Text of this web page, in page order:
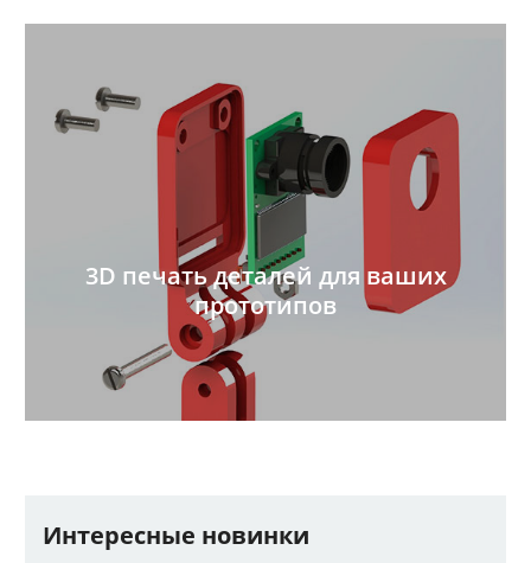
3D печать деталей для ваших
прототипов
Интересные новинки